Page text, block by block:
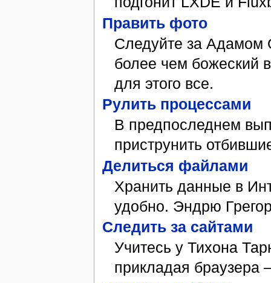
Править фото
Следуйте за Адамом
более чем божеский
для этого все.
Рулить процессами
В предпоследнем
приструнить
Делиться файлами
Хранить данные в
удобно. Эндрю
Следить за сайтами
Учитесь у Тихона
прикладая браузера